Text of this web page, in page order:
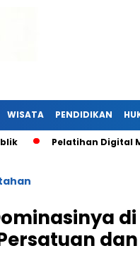
WISATA PENDIDIKAN
Pelatihan Digital
di
dan